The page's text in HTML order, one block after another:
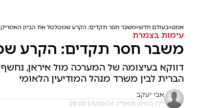
אמס בעולם חדש משבר חסר תקדים: הקרע שמטלטל את הביון
עימות בצמרת
משבר חסר תקדים: הקרע
דווקא בעיצומה של המערכה מול איראן,
הברית לבין משרד מנהל המודיעין הלאומי
אבי יעקב
י"ח בסיוון תשפ"ו, 03/06/26 08:00